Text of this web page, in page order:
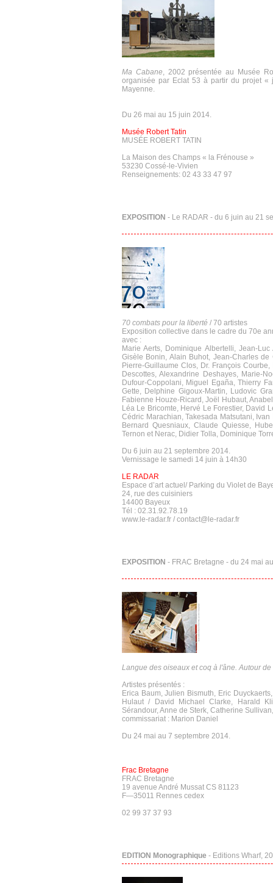
Ma Cabane, 2002 présentée au Musée
organisée par Eclat 53 à partir du projet
Mayenne.
Du 26 mai au 15 juin 2014.
Musée Robert Tatin
MUSÉE ROBERT TATIN
La Maison des Champs « la Frénouse »
53230 Cossé-le-Vivien
Renseignements: 02 43 33 47 97
EXPOSITION - Le RADAR - du 6 juin au 21
70 combats pour la liberté / 70 artistes
Exposition collective dans le cadre du 70e
avec :
Marie Aerts, Dominique Albertelli, Jean-
Gisèle Bonin, Alain Buhot, Jean-Charles
Pierre-Guillaume Clos, Dr. François
Descottes, Alexandrine Deshayes, Marie-
Dufour-Coppolani, Miguel Egaña, Thierry
Gette, Delphine Gigoux-Martin, Ludovic
Fabienne Houze-Ricard, Joël Hubaut,
Léa Le Bricomte, Hervé Le Forestier, David
Cédric Marachian, Takesada Matsutani,
Bernard Quesniaux, Claude Quiesse,
Ternon et Nerac, Didier Tolla, Dominique
Du 6 juin au 21 septembre 2014.
Vernissage le samedi 14 juin à 14h30
LE RADAR
Espace d’art actuel/ Parking du Violet de
24, rue des cuisiniers
14400 Bayeux
Tél : 02.31.92.78.19
www.le-radar.fr / contact@le-radar.fr
EXPOSITION - FRAC Bretagne - du 24 mai
Langue des oiseaux et coq à l'âne. Autour
Artistes présentés :
Erica Baum, Julien Bismuth, Eric
Hulaut / David Michael Clarke, Harald
Sérandour, Anne de Sterk, Catherine
commissariat : Marion Daniel
Du 24 mai au 7 septembre 2014.
Frac Bretagne
FRAC Bretagne
19 avenue André Mussat CS 81123
F—35011 Rennes cedex
02 99 37 37 93
EDITION Monographique - Editions Wharf,